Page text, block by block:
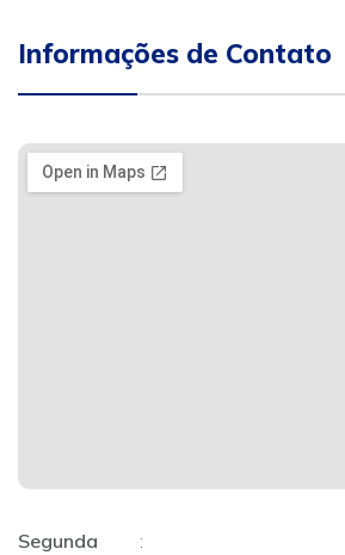
Informações de Contato
Segunda
: